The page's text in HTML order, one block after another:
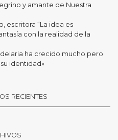
y amante de Nuestra
escritora “La idea es
con la realidad de la
ha crecido mucho pero
identidad»
RECIENTES